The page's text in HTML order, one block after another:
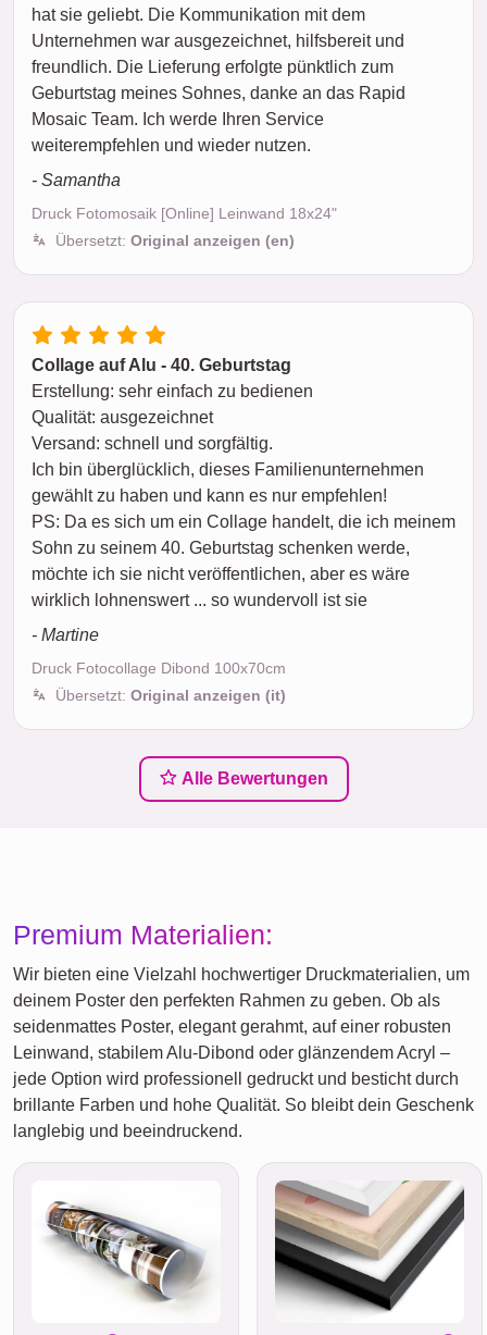
hat sie geliebt. Die Kommunikation mit dem
Unternehmen war ausgezeichnet, hilfsbereit und
freundlich. Die Lieferung erfolgte pünktlich zum
Geburtstag meines Sohnes, danke an das Rapid
Mosaic Team. Ich werde Ihren Service
weiterempfehlen und wieder nutzen.
- Samantha
Druck Fotomosaik [Online] Leinwand 18x24"
Übersetzt: Original anzeigen (en)
Collage auf Alu - 40. Geburtstag
Erstellung: sehr einfach zu bedienen
Qualität: ausgezeichnet
Versand: schnell und sorgfältig.
Ich bin überglücklich, dieses Familienunternehmen
gewählt zu haben und kann es nur empfehlen!
PS: Da es sich um ein Collage handelt, die ich meinem
Sohn zu seinem 40. Geburtstag schenken werde,
möchte ich sie nicht veröffentlichen, aber es wäre
wirklich lohnenswert ... so wundervoll ist sie
- Martine
Druck Fotocollage Dibond 100x70cm
Übersetzt: Original anzeigen (it)
Alle Bewertungen
Premium Materialien:
Wir bieten eine Vielzahl hochwertiger Druckmaterialien, um
deinem Poster den perfekten Rahmen zu geben. Ob als
seidenmattes Poster, elegant gerahmt, auf einer robusten
Leinwand, stabilem Alu-Dibond oder glänzendem Acryl –
jede Option wird professionell gedruckt und besticht durch
brillante Farben und hohe Qualität. So bleibt dein Geschenk
langlebig und beeindruckend.